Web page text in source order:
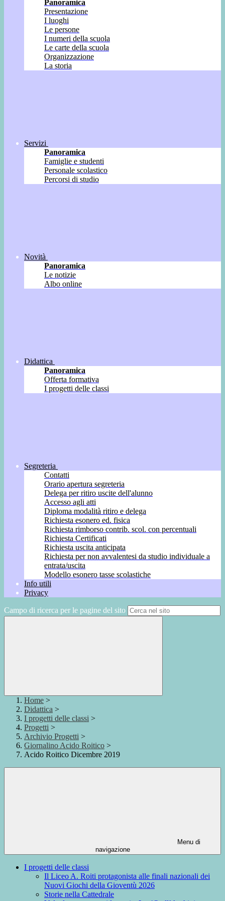
Panoramica
Presentazione
I luoghi
Le persone
I numeri della scuola
Le carte della scuola
Organizzazione
La storia
Servizi
Panoramica
Famiglie e studenti
Personale scolastico
Percorsi di studio
Novità
Panoramica
Le notizie
Albo online
Didattica
Panoramica
Offerta formativa
I progetti delle classi
Segreteria
Contatti
Orario apertura segreteria
Delega per ritiro uscite dell'alunno
Accesso agli atti
Diploma modalità ritiro e delega
Richiesta esonero ed. fisica
Richiesta rimborso contrib. scol. con percentuali
Richiesta Certificati
Richiesta uscita anticipata
Richiesta per non avvalentesi da studio individuale a
entrata/uscita
Modello esonero tasse scolastiche
Info utili
Privacy
Campo di ricerca per le pagine del sito
Home >
Didattica >
I progetti delle classi >
Progetti >
Archivio Progetti >
Giornalino Acido Roitico >
Acido Roitico Dicembre 2019
Menu di
navigazione
I progetti delle classi
Il Liceo A. Roiti protagonista alle finali nazionali dei
Nuovi Giochi della Gioventù 2026
Storie nella Cattedrale